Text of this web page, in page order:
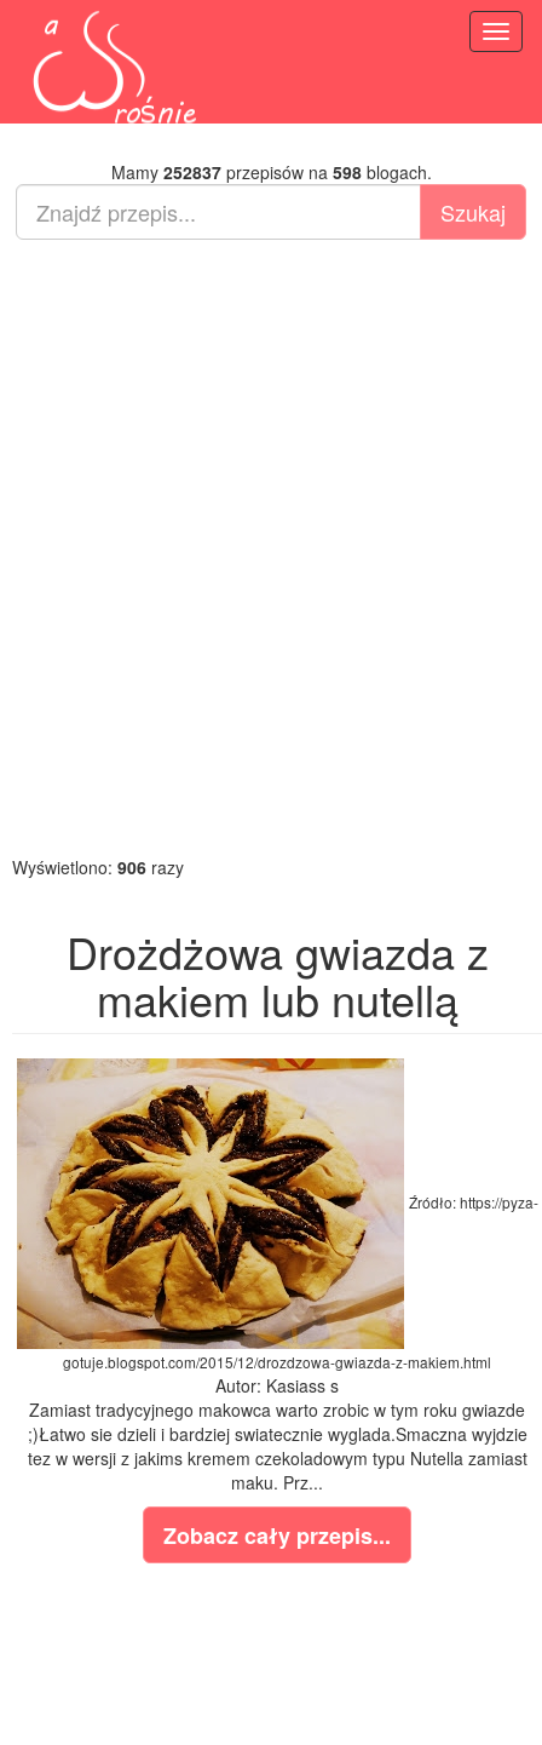
Mamy 252837przepisów na 598blogach.
Wyświetlono: 906 razy
Drożdżowa gwiazda z
makiem lub nutellą
Źródło: https://pyza-
gotuje.blogspot.com/2015/12/drozdzowa-gwiazda-z-makiem.html
Autor: Kasiass s
Zamiast tradycyjnego makowca warto zrobic w tym roku gwiazde
;)Łatwo sie dzieli i bardziej swiatecznie wyglada.Smaczna wyjdzie
tez w wersji z jakims kremem czekoladowym typu Nutella zamiast
maku. Prz...
Zobacz cały przepis...